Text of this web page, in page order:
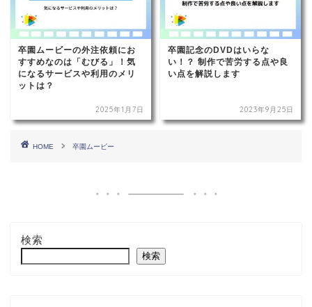
卒園ムービーの外注依頼にお
すすめなのは「むびる」！気
になるサービスや利用のメリ
ットは？
2025年1月7日
卒園記念のDVDはいらな
い！？ 制作で苦労する点や良
い点を解説します
2023年9月25日
HOME 卒園ムービー
検索
検索